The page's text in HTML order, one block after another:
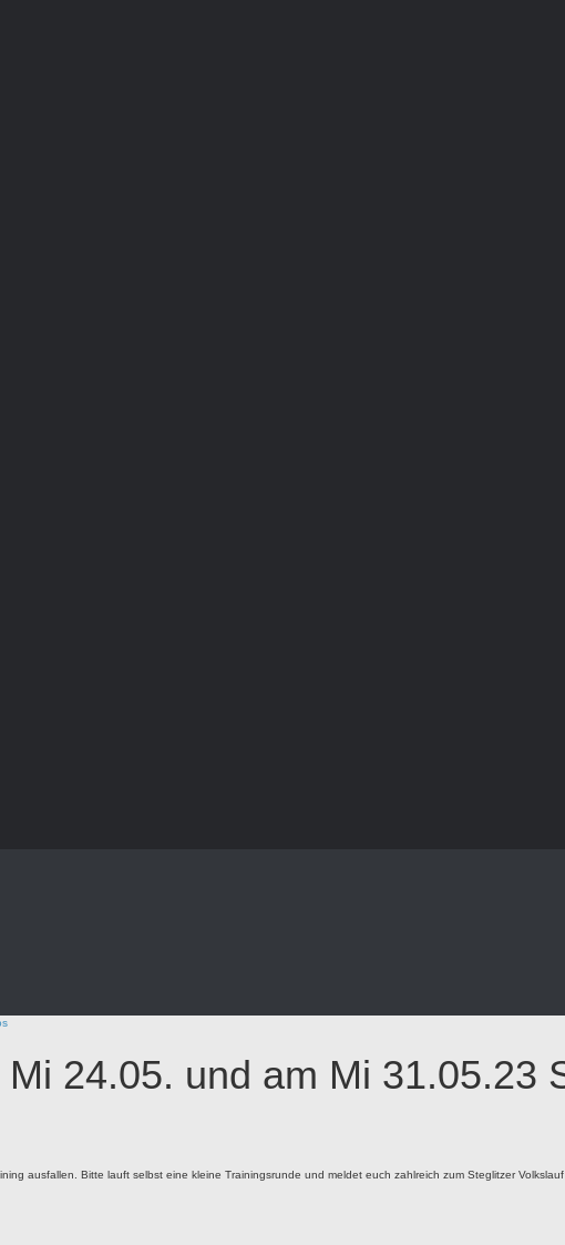
24.05. und am Mi 31.05.23
ausfallen. Bitte lauft selbst eine kleine Trainingsrunde und meldet euch zahlreich zum Steglitzer